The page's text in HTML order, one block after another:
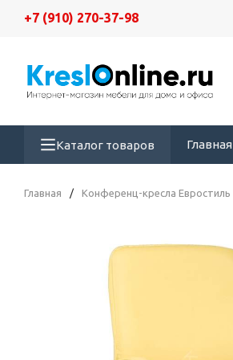
+7 (910) 270-37-98
Каталог товаров Главная
Главная / Конференц-кресла Евростиль